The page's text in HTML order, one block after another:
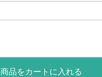
品をカートに入れる